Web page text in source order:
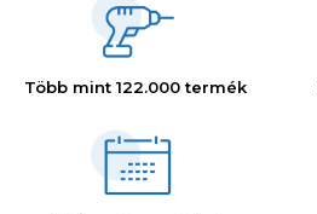
Több mint 122.000 termék